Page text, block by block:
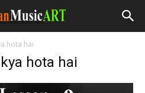
hota hai
hota hai